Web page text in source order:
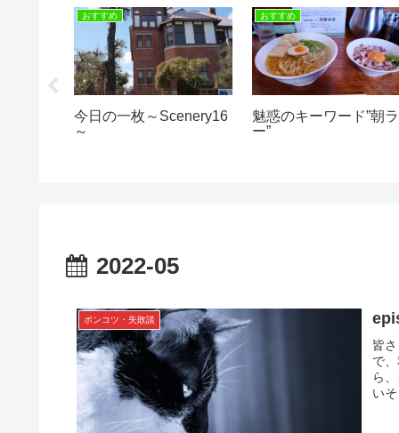
おすすめ
今日の一枚～Scenery16
～
おすすめ
魅惑のキーワード”朝ラ
ー”
2022-05
ポンコツ・失敗談
皆
で
ら
い